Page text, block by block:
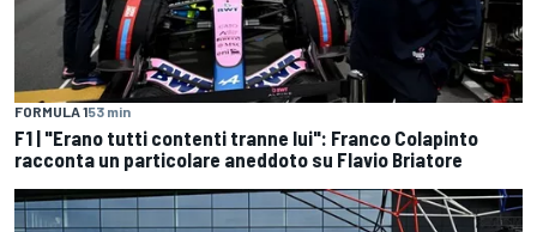
FORMULA 153 min
F1 | "Erano tutti contenti tranne lui": Franco Colapinto
racconta un particolare aneddoto su Flavio Briatore